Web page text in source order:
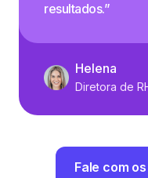
resultados.”
Helena
Diretora de
Fale com